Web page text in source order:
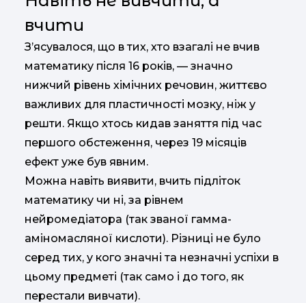
вчити
З’ясувалося, що в тих, хто взагалі не вчив
математику після 16 років, — значно
нижчий рівень хімічних речовин, життєво
важливих для пластичності мозку, ніж у
решти. Якщо хтось кидав заняття під час
першого обстеження, через 19 місяців
ефект уже був явним.
Можна навіть виявити, вчить підліток
математику чи ні, за рівнем
нейромедіатора (так званої гамма-
аміномасляної кислоти). Різниці не було
серед тих, у кого значні та незначні успіхи в
цьому предметі (так само і до того, як
перестали вивчати).